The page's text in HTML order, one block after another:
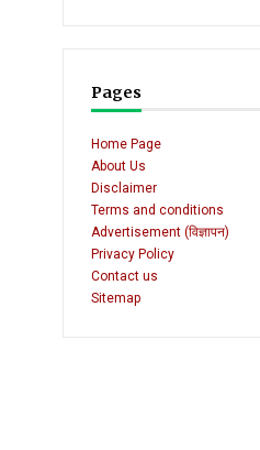
Pages
Home Page
About Us
Disclaimer
Terms and conditions
Advertisement (विज्ञापन)
Privacy Policy
Contact us
Sitemap